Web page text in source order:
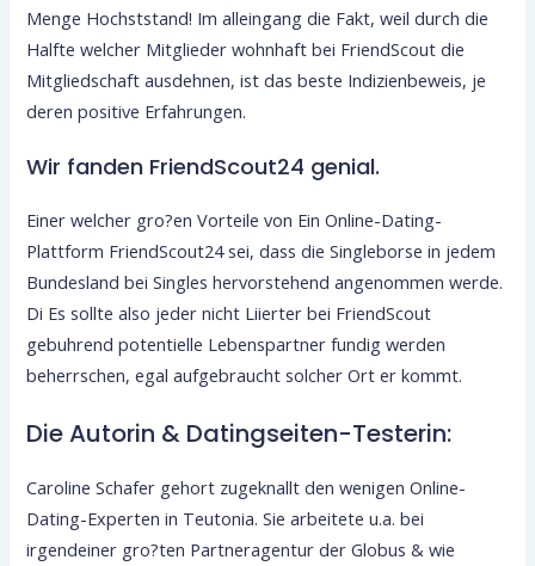
Menge Hochststand! Im alleingang die Fakt, weil durch die
Halfte welcher Mitglieder wohnhaft bei FriendScout die
Mitgliedschaft ausdehnen, ist das beste Indizienbeweis, je
deren positive Erfahrungen.
Wir fanden FriendScout24 genial.
Einer welcher gro?en Vorteile von Ein Online-Dating-
Plattform FriendScout24 sei, dass die Singleborse in jedem
Bundesland bei Singles hervorstehend angenommen werde.
Di Es sollte also jeder nicht Liierter bei FriendScout
gebuhrend potentielle Lebenspartner fundig werden
beherrschen, egal aufgebraucht solcher Ort er kommt.
Die Autorin & Datingseiten-Testerin:
Caroline Schafer gehort zugeknallt den wenigen Online-
Dating-Experten in Teutonia. Sie arbeitete u.a. bei
irgendeiner gro?ten Partneragentur der Globus & wie